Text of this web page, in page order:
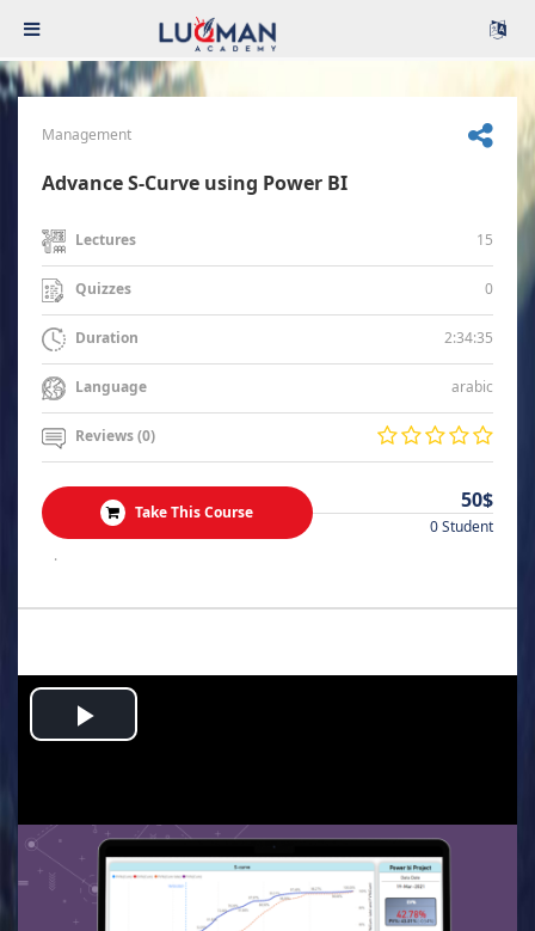
Management
Advance S-Curve using Power BI
Lectures 15
Quizzes 0
Duration 2:34:35
Language arabic
Reviews (0)
Take This Course 50$
0 Student
.
Play